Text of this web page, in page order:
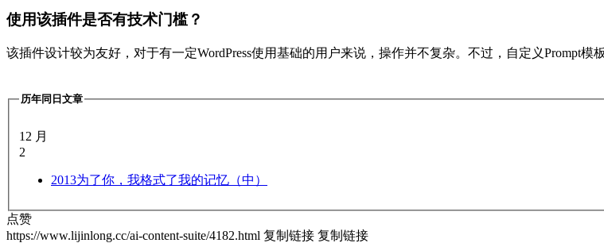
使用该插件是否有技术门槛？
该插件设计较为友好，对于有一定WordPress使用基础的用户来说，操作并不复杂。不过，自定义Prompt模
历年同日文章
12 月
2
2013为了你，我格式了我的记忆（中）
点赞
https://www.lijinlong.cc/ai-content-suite/4182.html 复制链接 复制链接